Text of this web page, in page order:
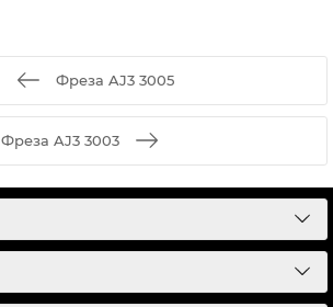
Фреза AJ3 3005
Фреза AJ3 3003